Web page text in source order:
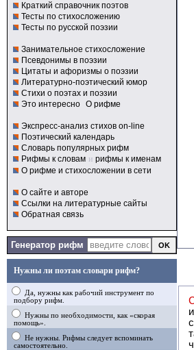
Краткий справочник поэтов
Тесты по стихосложению
Тесты по русской поэзии
Занимательное стихосложение
Псевдонимы в поэзии
Цитаты и афоризмы о поэзии
Литературно-поэтический юмор
Стихи о поэтах и поэзии
Это интересно О рифме
Экспресс-анализ стихов on-line
Поэтический календарь
Словарь популярных рифм
Рифмы к словам и рифмы к именам
О рифме и стихосложении в сети
О сайте и авторе
Ссылки на литературные сайты
Обратная связь
Генератор рифм
Нужны ли поэтам словари рифм?
Да, нужны как рабочий инструмент по
подбору рифм.
Нужны по необходимости, как «скорая
помощь».
Не нужны. Рифмы следует вспоминать
самостоятельно.
такие